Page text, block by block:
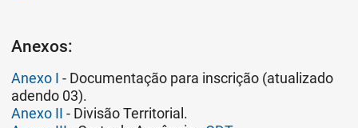
Anexos:
Anexo I - Documentação para inscrição (atualizado
adendo 03).
Anexo II - Divisão Territorial.